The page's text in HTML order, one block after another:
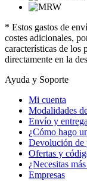
* Estos gastos de
costes adicionales,
características de los
directamente en la
Ayuda y Soporte
Mi cuenta
Modalidades
Envío y entrega
¿Cómo hago
Devolución de
Ofertas y
¿Necesitas
Empresas